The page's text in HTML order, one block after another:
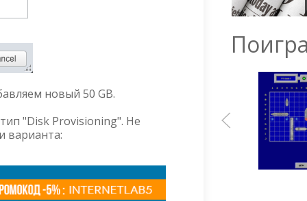
новый 50 GB.
"Disk Provisioning". Не
варианта: